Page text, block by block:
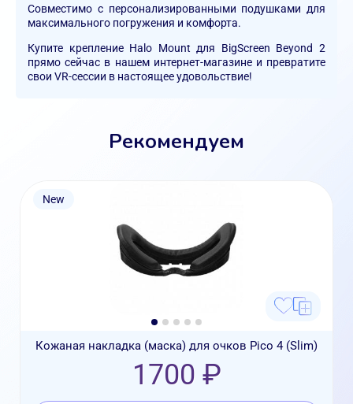
Совместимо с персонализированными подушками для
максимального погружения и комфорта.
Купите крепление Halo Mount для BigScreen Beyond 2
прямо сейчас в нашем интернет-магазине и превратите
свои VR-сессии в настоящее удовольствие!
Рекомендуем
New
Кожаная накладка (маска) для очков Pico 4 (Slim)
1700 ₽